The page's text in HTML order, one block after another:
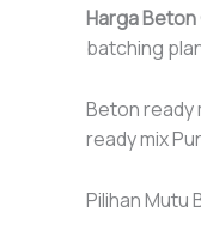
Harga
batching
Beton ready
ready mix
Pilihan Mutu